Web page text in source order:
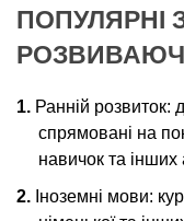
ПОПУЛЯРНІ
Ранній розвиток:
спрямовані на
навичок та інших
Іноземні мови: